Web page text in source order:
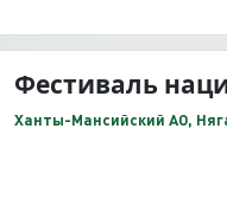
Фестиваль
Ханты-Мансийский АО,